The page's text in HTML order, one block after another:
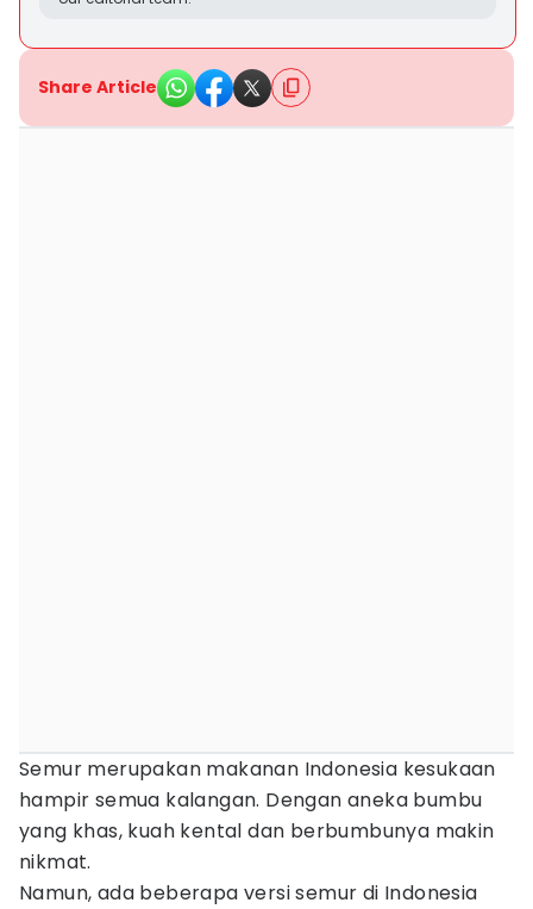
Share Article
Semur merupakan makanan Indonesia kesukaan
hampir semua kalangan. Dengan aneka bumbu
yang khas, kuah kental dan berbumbunya makin
nikmat.
Namun, ada beberapa versi semur di Indonesia